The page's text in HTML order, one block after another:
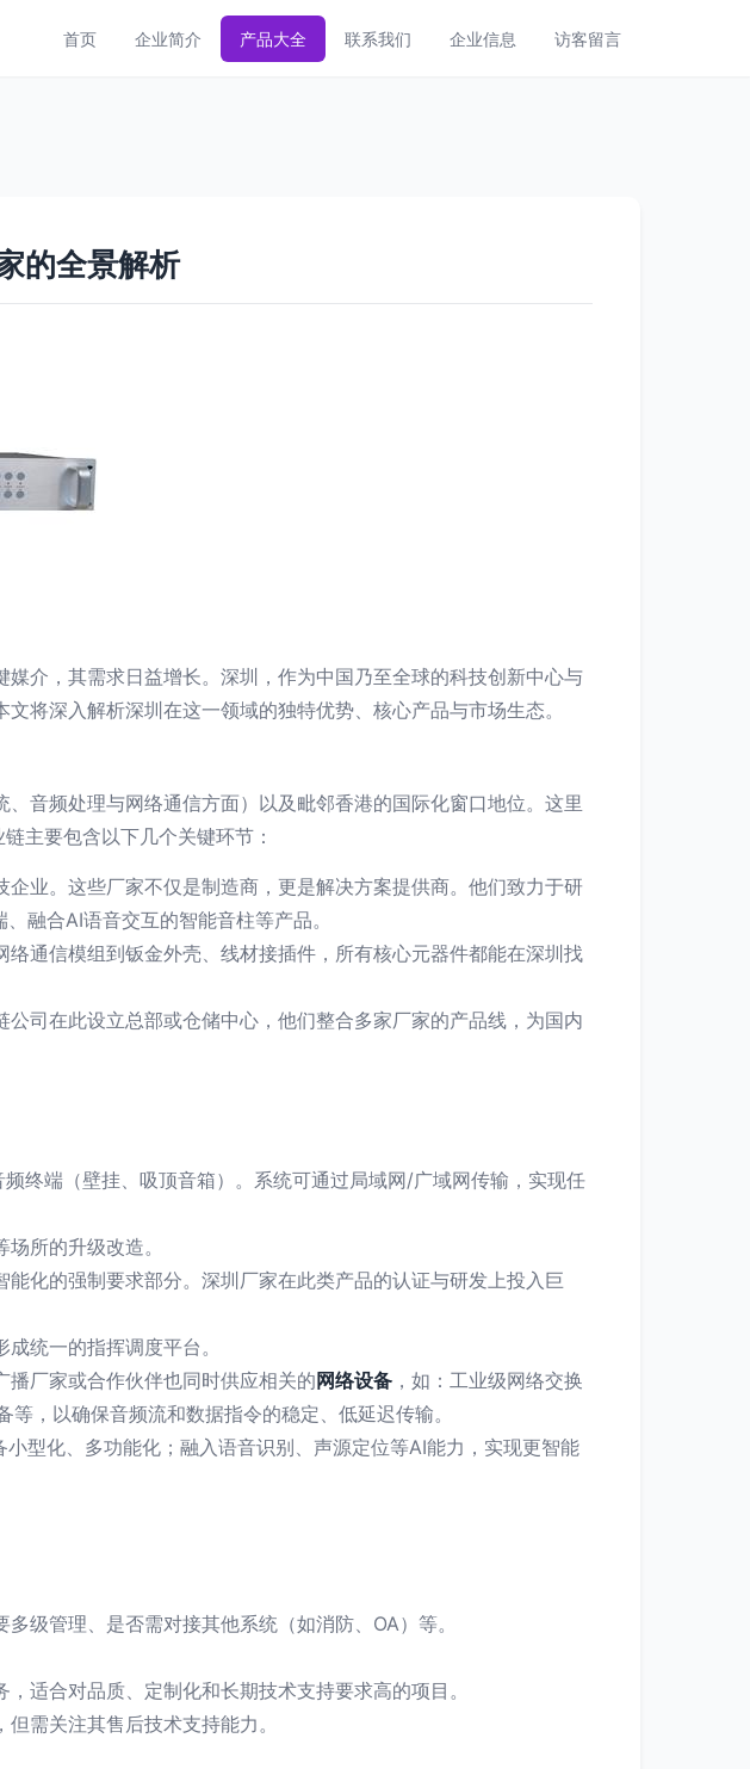
首页 企业简介 产品大全 联系我们 企业信息 访客留言
的全景解析
介，其需求日益增长。深圳，作为中国乃至全球的科技创新中心与
将深入解析深圳在这一领域的独特优势、核心产品与市场生态。
音频处理与网络通信方面）以及毗邻香港的国际化窗口地位。这里
主要包含以下几个关键环节：
业。这些厂家不仅是制造商，更是解决方案提供商。他们致力于研
融合AI语音交互的智能音柱等产品。
通信模组到钣金外壳、线材接插件，所有核心元器件都能在深圳找
司在此设立总部或仓储中心，他们整合多家厂家的产品线，为国内
终端（壁挂、吸顶音箱）。系统可通过局域网/广域网传输，实现任
所的升级改造。
化的强制要求部分。深圳厂家在此类产品的认证与研发上投入巨
统一的指挥调度平台。
播厂家或合作伙伴也同时供应相关的网络设备 ，如：工业级网络交换
，以确保音频流和数据指令的稳定、低延迟传输。
型化、多功能化；融入语音识别、声源定位等AI能力，实现更智能
级管理、是否需对接其他系统（如消防、OA）等。
适合对品质、定制化和长期技术支持要求高的项目。
需关注其售后技术支持能力。